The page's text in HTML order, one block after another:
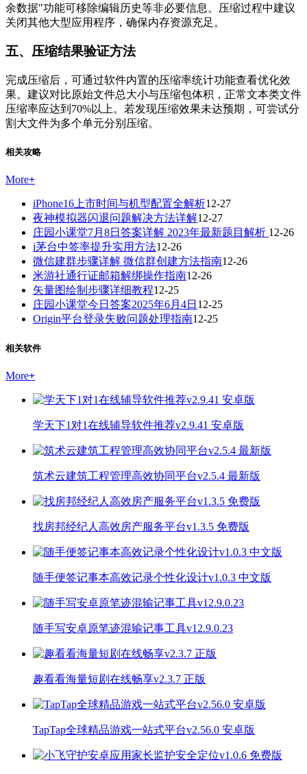
余数据"功能可移除编辑历史等非必要信息。压缩过程中建议
关闭其他大型应用程序，确保内存资源充足。
五、压缩结果验证方法
完成压缩后，可通过软件内置的压缩率统计功能查看优化效
果。建议对比原始文件总大小与压缩包体积，正常文本类文件
压缩率应达到70%以上。若发现压缩效果未达预期，可尝试分
割大文件为多个单元分别压缩。
相关攻略
More+
iPhone16上市时间与机型配置全解析12-27
夜神模拟器闪退问题解决方法详解12-27
庄园小课堂7月8日答案详解 2023年最新题目解析 12-26
i茅台中签率提升实用方法12-26
微信建群步骤详解 微信群创建方法指南12-26
米游社通行证邮箱解绑操作指南12-26
矢量图绘制步骤详细教程12-25
庄园小课堂今日答案2025年6月4日 12-25
Origin平台登录失败问题处理指南12-25
相关软件
More+
学天下1对1在线辅导软件推荐v2.9.41 安卓版
筑术云建筑工程管理高效协同平台v2.5.4 最新版
找房邦经纪人高效房产服务平台v1.3.5 免费版
随手便签记事本高效记录个性化设计v1.0.3 中文版
随手写安卓原笔迹混输记事工具v12.9.0.23
趣看看海量短剧在线畅享v2.3.7 正版
TapTap全球精品游戏一站式平台v2.56.0 安卓版